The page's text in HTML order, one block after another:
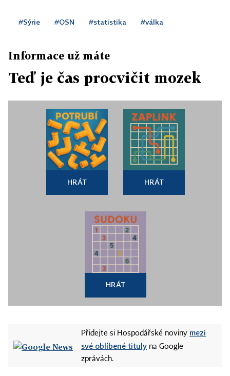
#Sýrie #OSN #statistika #válka
Informace už máte
Teď je čas procvičit mozek
HRÁT HRÁT
HRÁT
Přidejte si Hospodářské noviny mezi
své oblíbené tituly na Google
zprávách.